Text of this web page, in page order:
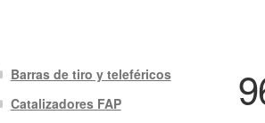
Barras de tiro y teleféricos
Catalizadores FAP